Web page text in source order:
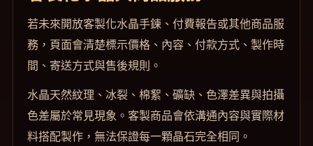
若未來開放客製化水晶手鍊、付費報告或其他商品服
務，頁面會清楚標示價格、內容、付款方式、製作時
間、寄送方式與售後規則。
水晶天然紋理、冰裂、棉絮、礦缺、色澤差異與拍攝
色差屬於常見現象。客製商品會依溝通內容與實際材
料搭配製作，無法保證每一顆晶石完全相同。